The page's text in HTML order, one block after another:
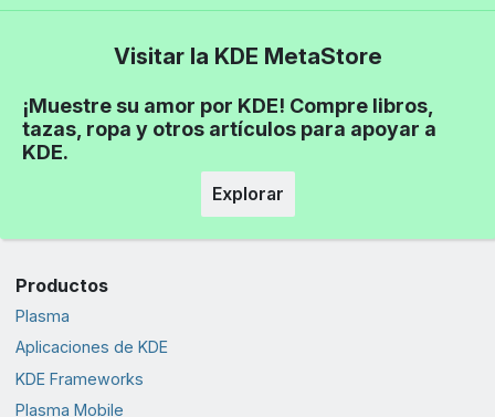
Visitar la KDE MetaStore
¡Muestre su amor por KDE! Compre libros,
tazas, ropa y otros artículos para apoyar a
KDE.
Explorar
Productos
Plasma
Aplicaciones de KDE
KDE Frameworks
Plasma Mobile